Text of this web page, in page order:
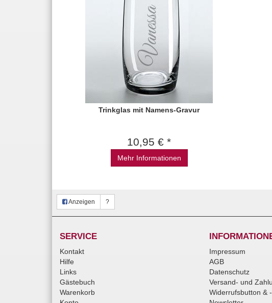
Trinkglas mit Namens-Gravur
10,95 € *
Mehr Informationen
Anzeigen ?
SERVICE
Kontakt
Hilfe
Links
Gästebuch
Warenkorb
Impressum
AGB
Datenschutz
Versand- und
Widerrufsbutton &